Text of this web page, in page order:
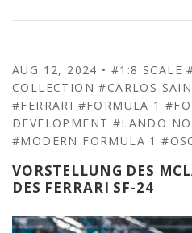
AUG 12, 2024 •#1:8 SCALE
COLLECTION #CARLOS
#FERRARI #FORMULA 1
DEVELOPMENT #LANDO
#MODERN FORMULA 1
VORSTELLUNG DES
DES FERRARI SF-24